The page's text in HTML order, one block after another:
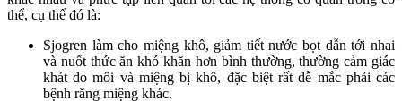
thể, cụ thể đó là:
Sjogren làm cho miệng khô, giảm tiết nước bọt dẫn tới nhai
và nuốt thức ăn khó khăn hơn bình thường, thường cảm giác
khát do môi và miệng bị khô, đặc biệt rất dễ mắc phải các
bệnh răng miệng khác.